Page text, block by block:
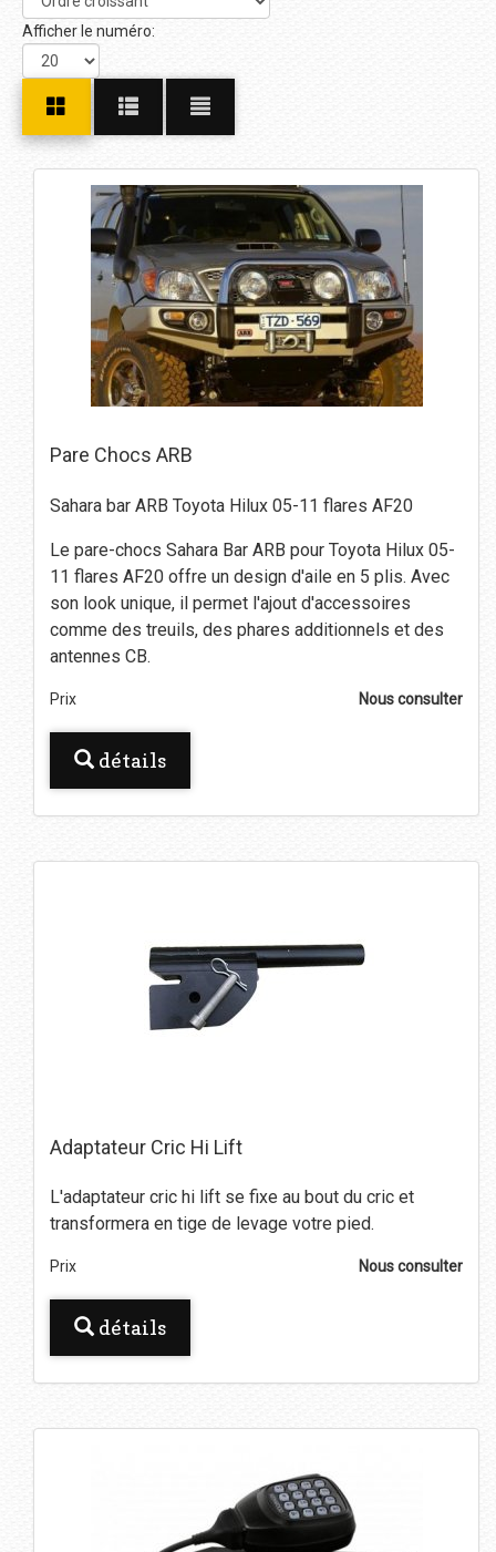
Afficher le numéro:
Pare Chocs ARB
Sahara bar ARB Toyota Hilux 05-11 flares AF20
Le pare-chocs Sahara Bar ARB pour Toyota Hilux 05-
11 flares AF20 offre un design d'aile en 5 plis. Avec
son look unique, il permet l'ajout d'accessoires
comme des treuils, des phares additionnels et des
antennes CB.
Prix Nous consulter
détails
Adaptateur Cric Hi Lift
L'adaptateur cric hi lift se fixe au bout du cric et
transformera en tige de levage votre pied.
Prix Nous consulter
détails